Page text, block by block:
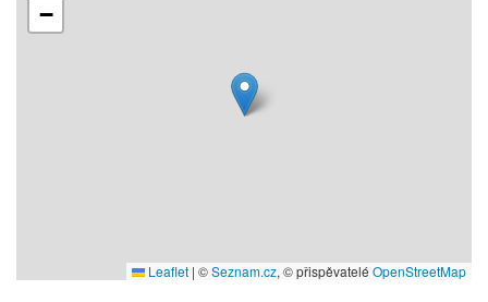
−
Leaflet | ©Seznam.cz, © přispěvatelé OpenStreetMap